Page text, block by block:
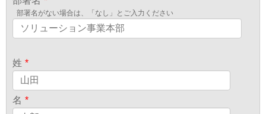
部署名がない場合は、「なし」とご入力ください
姓 *
名 *